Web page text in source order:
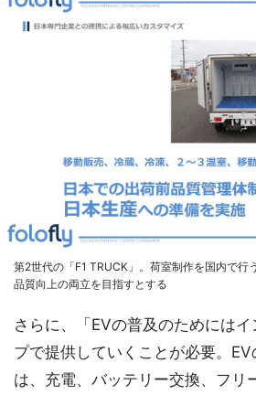
第2世代の「F1 TRUCK」。荷室制作を国内で行
品質向上の両立を目指すとする
さらに、「EVの普及のためには
プで提供していくことが必要。
は、充電、バッテリー交換、フリ